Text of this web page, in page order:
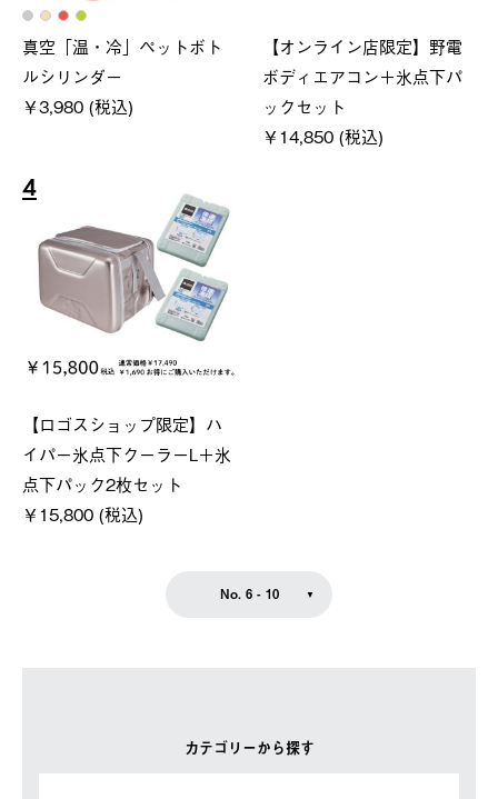
カテゴリーから探す
真空「温・冷」ペットボト
ルシリンダー
￥3,980 (税込)
【オンライン店限定】野電
ボディエアコン＋氷点下パ
ックセット
￥14,850 (税込)
4
【ロゴスショップ限定】ハ
イパー氷点下クーラーL＋氷
点下パック2枚セット
￥15,800 (税込)
No. 6 - 10